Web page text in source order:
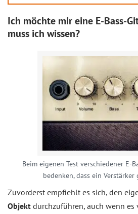
Ich möchte mir eine E-Bass-
muss ich wissen?
Beim eigenen Test verschiedener E-
bedenken, dass ein
Zuvorderst empfiehlt es sich, den
Objekt durchzuführen, auch wenn